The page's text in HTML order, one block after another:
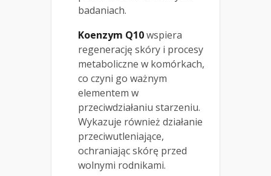
badaniach.
Koenzym Q10wspiera
regenerację skóry i procesy
metaboliczne w komórkach,
co czyni go ważnym
elementem w
przeciwdziałaniu starzeniu.
Wykazuje również działanie
przeciwutleniające,
ochraniając skórę przed
wolnymi rodnikami.